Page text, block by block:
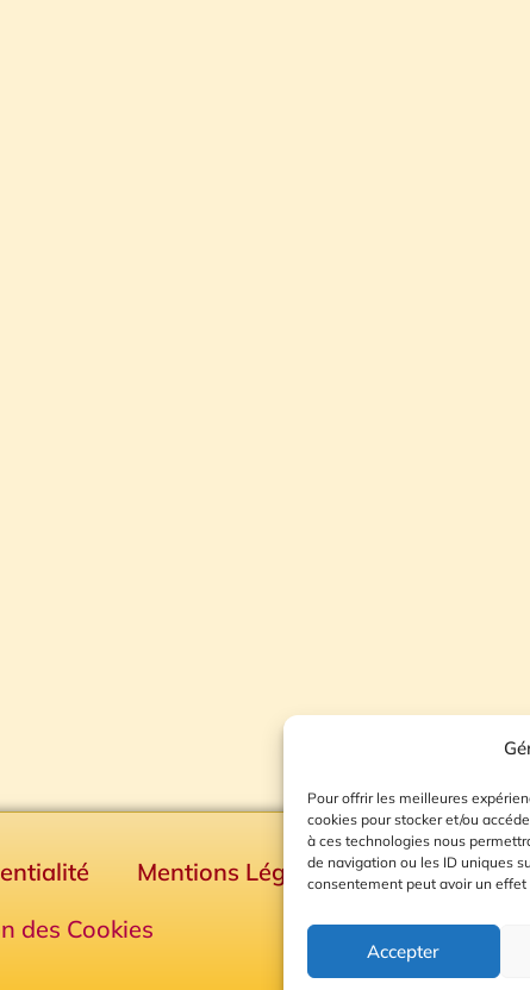
Pour offrir les meilleures
cookies pour stocker et/ou
à ces technologies nous
de navigation ou les ID uniques
consentement peut avoir un
Accepter
Mentions Légales
Plan du site
des Cookies